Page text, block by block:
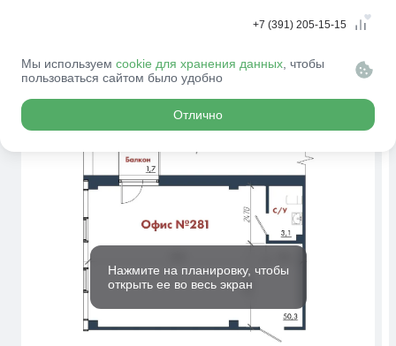
+7 (391) 205-15-15
Мы используем cookie для хранения данных , чтобы
пользоваться сайтом было удобно
Отлично
Главная Новостройки Коммерция №281
Нажмите на планировку, чтобы
открыть ее во весь экран